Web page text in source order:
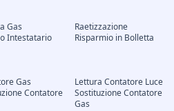
Gas
Raetizzazione
Intestatario Risparmio in Bolletta
Gas
Lettura Contatore Luce
Contatore
Sostituzione Contatore
Gas